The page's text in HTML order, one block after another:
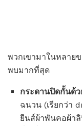
พวกเขามาในหลาย
พบมากที่สุด
กระดานปิดกั้นด้ว
ฉนวน (เรียกว่า
ยีนส์ผ้าพันคอผ้า